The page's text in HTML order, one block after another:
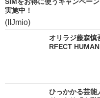
実施中！
(IIJmio)
オリラジ藤森慎
RFECT
ひっかかる芸